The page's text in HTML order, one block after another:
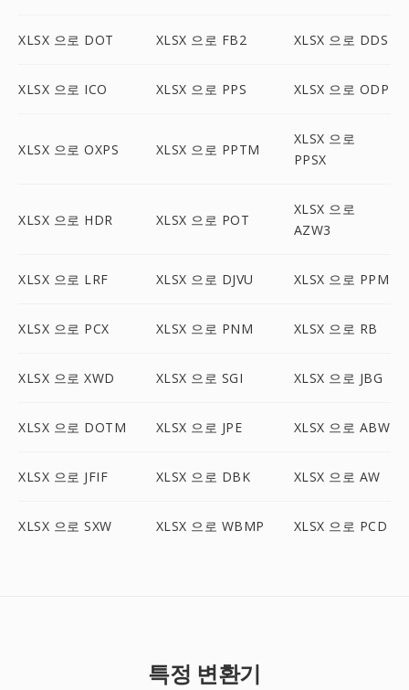
XLSX 으로 DOT XLSX 으로 FB2 XLSX 으로 DDS
XLSX 으로 ICO XLSX 으로 PPS XLSX 으로 ODP
XLSX 으로 OXPS XLSX 으로 PPTM
XLSX 으로
PPSX
XLSX 으로 HDR XLSX 으로 POT
XLSX 으로
AZW3
XLSX 으로 LRF XLSX 으로 DJVU XLSX 으로 PPM
XLSX 으로 PCX XLSX 으로 PNM XLSX 으로 RB
XLSX 으로 XWD XLSX 으로 SGI XLSX 으로 JBG
XLSX 으로 DOTM XLSX 으로 JPE XLSX 으로 ABW
XLSX 으로 JFIF XLSX 으로 DBK XLSX 으로 AW
XLSX 으로 SXW XLSX 으로 WBMP XLSX 으로 PCD
특정 변환기